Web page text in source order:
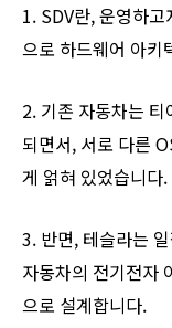
1. SDV란, 운영하
으로 하드웨어 아키
2. 기존 자동차는
되면서, 서로 다른
게 얽혀 있었습니다.
3. 반면, 테슬라는
자동차의 전기전자
으로 설계합니다.